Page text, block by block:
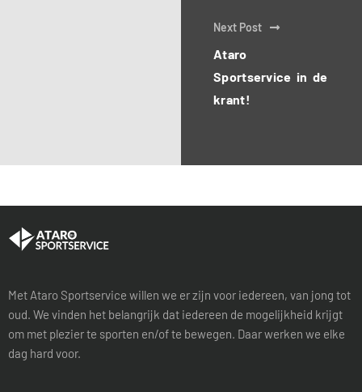
Next Post
Ataro
Sportservice in de
krant!
Met Ataro Sportservice willen we er zijn voor iedereen, van jong tot
oud. We vinden het belangrijk dat iedereen de mogelijkheid krijgt
om met plezier te sporten en/of te bewegen. Daar werken we elke
dag hard voor.